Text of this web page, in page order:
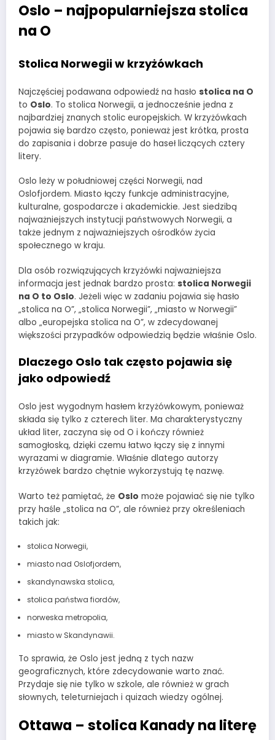
Oslo – najpopularniejsza stolica
na O
Stolica Norwegii w krzyżówkach
Najczęściej podawana odpowiedź na hasło stolica na O
to Oslo. To stolica Norwegii, a jednocześnie jedna z
najbardziej znanych stolic europejskich. W krzyżówkach
pojawia się bardzo często, ponieważ jest krótka, prosta
do zapisania i dobrze pasuje do haseł liczących cztery
litery.
Oslo leży w południowej części Norwegii, nad
Oslofjordem. Miasto łączy funkcje administracyjne,
kulturalne, gospodarcze i akademickie. Jest siedzibą
najważniejszych instytucji państwowych Norwegii, a
także jednym z najważniejszych ośrodków życia
społecznego w kraju.
Dla osób rozwiązujących krzyżówki najważniejsza
informacja jest jednak bardzo prosta: stolica Norwegii
na O to Oslo. Jeżeli więc w zadaniu pojawia się hasło
„stolica na O”, „stolica Norwegii”, „miasto w Norwegii”
albo „europejska stolica na O”, w zdecydowanej
większości przypadków odpowiedzią będzie właśnie Oslo.
Dlaczego Oslo tak często pojawia się
jako odpowiedź
Oslo jest wygodnym hasłem krzyżówkowym, ponieważ
składa się tylko z czterech liter. Ma charakterystyczny
układ liter, zaczyna się od O i kończy również
samogłoską, dzięki czemu łatwo łączy się z innymi
wyrazami w diagramie. Właśnie dlatego autorzy
krzyżówek bardzo chętnie wykorzystują tę nazwę.
Warto też pamiętać, że Oslo może pojawiać się nie tylko
przy haśle „stolica na O”, ale również przy określeniach
takich jak:
stolica Norwegii,
miasto nad Oslofjordem,
skandynawska stolica,
stolica państwa fiordów,
norweska metropolia,
miasto w Skandynawii.
To sprawia, że Oslo jest jedną z tych nazw
geograficznych, które zdecydowanie warto znać.
Przydaje się nie tylko w szkole, ale również w grach
słownych, teleturniejach i quizach wiedzy ogólnej.
Ottawa – stolica Kanady na literę